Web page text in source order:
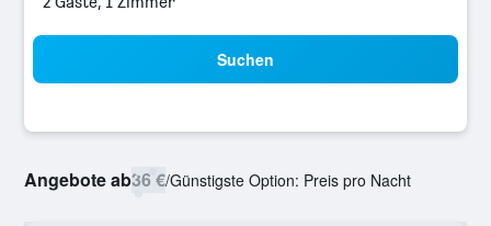
Suchen
Angebote ab36 €/Günstigste Option: Preis pro Nacht